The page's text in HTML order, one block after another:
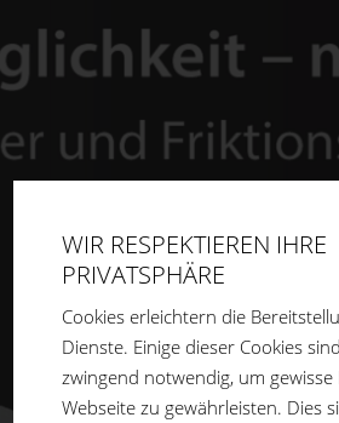
WIR RESPEKTIEREN IHRE
PRIVATSPHÄRE
Cookies erleichtern die
Dienste. Einige dieser Cookies
zwingend notwendig, um
Webseite zu gewährleisten. Dies